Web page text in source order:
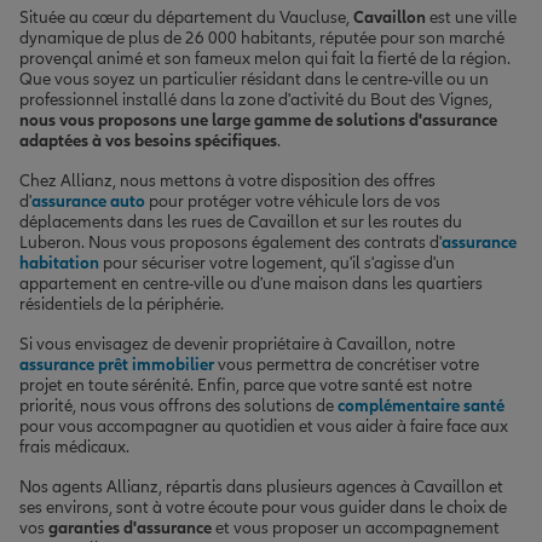
Située au cœur du département du Vaucluse, Cavaillon est une ville
dynamique de plus de 26 000 habitants, réputée pour son marché
provençal animé et son fameux melon qui fait la fierté de la région.
Que vous soyez un particulier résidant dans le centre-ville ou un
professionnel installé dans la zone d'activité du Bout des Vignes,
nous vous proposons une large gamme de solutions d'assurance
adaptées à vos besoins spécifiques.
Chez Allianz, nous mettons à votre disposition des offres
d'assurance auto pour protéger votre véhicule lors de vos
déplacements dans les rues de Cavaillon et sur les routes du
Luberon. Nous vous proposons également des contrats d'assurance
habitation pour sécuriser votre logement, qu'il s'agisse d'un
appartement en centre-ville ou d'une maison dans les quartiers
résidentiels de la périphérie.
Si vous envisagez de devenir propriétaire à Cavaillon, notre
assurance prêt immobiliervous permettra de concrétiser votre
projet en toute sérénité. Enfin, parce que votre santé est notre
priorité, nous vous offrons des solutions decomplémentaire santé
pour vous accompagner au quotidien et vous aider à faire face aux
frais médicaux.
Nos agents Allianz, répartis dans plusieurs agences à Cavaillon et
ses environs, sont à votre écoute pour vous guider dans le choix de
vos garanties d'assuranceet vous proposer un accompagnement